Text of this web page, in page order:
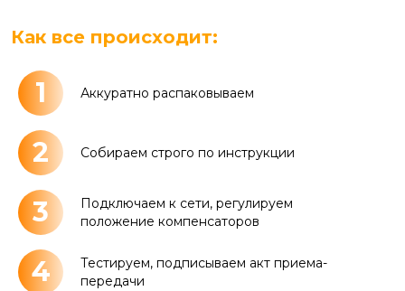
Как все происходит:
1 Аккуратно распаковываем
2 Собираем строго по инструкции
3
Подключаем к сети, регулируем
положение компенсаторов
4
Тестируем, подписываем акт приема-
передачи